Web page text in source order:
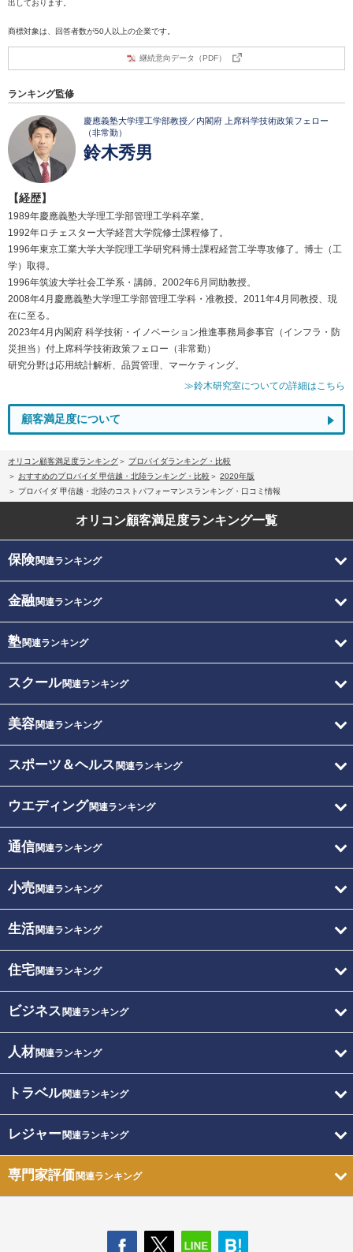
出しております。
商標対象は、回答者数が50人以上の企業です。
継続意向データ（PDF）
ランキング監修
慶應義塾大学理工学部教授／内閣府 上席科学技術政策フェロー
（非常勤）
鈴木秀男
【経歴】
1989年慶應義塾大学理工学部管理工学科卒業。
1992年ロチェスター大学経営大学院修士課程修了。
1996年東京工業大学大学院理工学研究科博士課程経営工学専攻修了。博士（工
学）取得。
1996年筑波大学社会工学系・講師。2002年6月同助教授。
2008年4月慶應義塾大学理工学部管理工学科・准教授。2011年4月同教授、現
在に至る。
2023年4月内閣府 科学技術・イノベーション推進事務局参事官（インフラ・防
災担当）付上席科学技術政策フェロー（非常勤）
研究分野は応用統計解析、品質管理、マーケティング。
≫鈴木研究室についての詳細はこちら
顧客満足度について
オリコン顧客満足度ランキング
プロバイダランキング・比較
おすすめのプロバイダ 甲信越・北陸ランキング・比較
2020年版
プロバイダ 甲信越・北陸のコストパフォーマンスランキング・口コミ情報
オリコン顧客満足度ランキング一覧
保険関連ランキング
金融関連ランキング
塾関連ランキング
スクール関連ランキング
美容関連ランキング
スポーツ＆ヘルス 関連ランキング
ウエディング関連ランキング
通信関連ランキング
小売関連ランキング
生活関連ランキング
住宅関連ランキング
ビジネス 関連ランキング
人材関連ランキング
トラベル関連ランキング
レジャー関連ランキング
専門家評価関連ランキング